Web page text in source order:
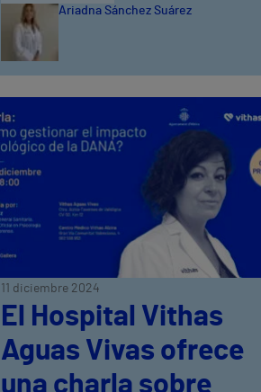
Ariadna Sánchez Suárez
11 diciembre 2024
El Hospital Vithas
Aguas Vivas ofrece
una charla sobre